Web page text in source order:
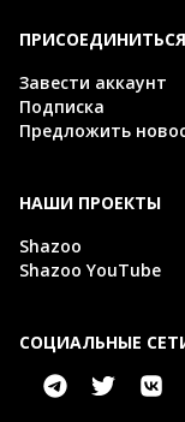
ПРИСОЕДИНИТЬСЯ
Завести аккаунт
Подписка
Предложить
НАШИ ПРОЕКТЫ
Shazoo
Shazoo YouTube
СОЦИАЛЬНЫЕ